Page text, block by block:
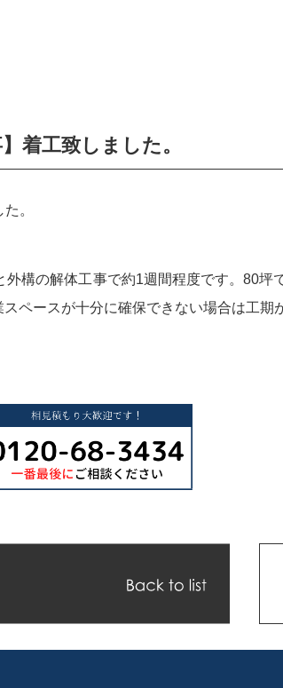
着工致しました。
。
構の解体工事で約1週間程度です。80坪
ペースが十分に確保できない場合は工期